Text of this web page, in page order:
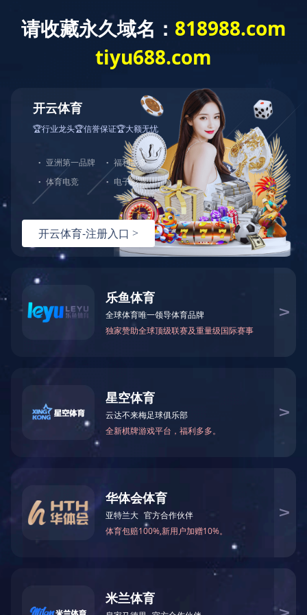
校园生活
校园动态 校园活动 师生作品 图书馆
当前位置： 首页 > 校园生活 > 师生作品
乐鱼平台:2023.11.29